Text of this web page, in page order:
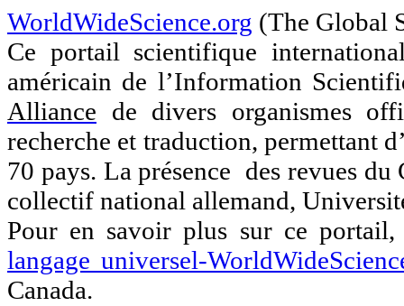
WorldWideScience.org (The Global
Ce portail scientifique
américain de l’Information
Alliance de divers organismes
recherche et traduction, permettant
70 pays. La présence des revues
collectif national allemand,
Pour en savoir plus sur ce
langage universel-
Canada.